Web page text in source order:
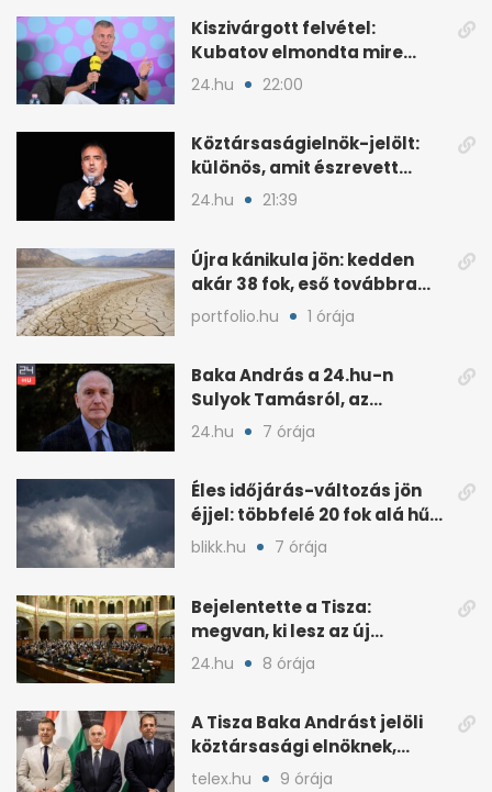
Kiszivárgott felvétel:
Kubatov elmondta mire
ment el a Fradiváros 25
24.hu 22:00
Köztársaságielnök-jelölt:
különös, amit észrevett
Török Gábor
24.hu 21:39
Újra kánikula jön: kedden
akár 38 fok, eső továbbra
sem várható
portfolio.hu 1 órája
Baka András a 24.hu-n
Sulyok Tamásról, az
alkotmányról és a Tiszáról
24.hu 7 órája
Éles időjárás-változás jön
éjjel: többfelé 20 fok alá hűl
a levegő
blikk.hu 7 órája
Bejelentette a Tisza:
megvan, ki lesz az új
köztársasági elnök
24.hu 8 órája
A Tisza Baka Andrást jelöli
köztársasági elnöknek,
kedden szavazhat a Ház
telex.hu 9 órája